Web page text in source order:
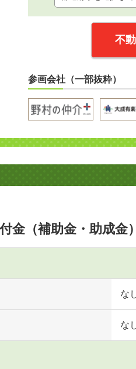
不
参画会社（一部抜粋）
金（補助金・助成金）
な
な